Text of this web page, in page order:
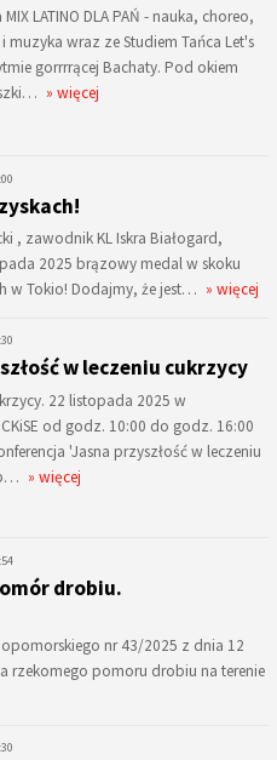
LATINO DLA PAŃ - nauka, choreo,
wraz ze Studiem Tańca Let's
gorrrrącej Bachaty. Pod okiem
» więcej
, zawodnik KL Iskra Białogard,
2025 brązowy medal w skoku
w Tokio! Dodajmy, że jest… » więcej
w leczeniu cukrzycy
22 listopada 2025 w
od godz. 10:00 do godz. 16:00
'Jasna przyszłość w leczeniu
» więcej
drobiu.
nr 43/2025 z dnia 12
rzekomego pomoru drobiu na terenie